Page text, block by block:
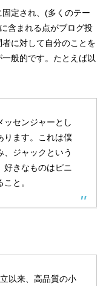
定され、(多くのテー
含まれる点がブログ投
に対して自分のことを
般的です。たとえば以
ッセンジャーとし
ります。これは僕
、ジャックという
好きなものはピニ
と。
以来、高品質の小